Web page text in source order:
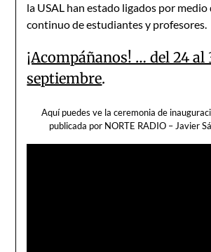
la USAL han estado ligados por
continuo de estudiantes y profesores.
¡Acompáñanos! … del 24 al
septiembre.
Aquí puedes ve la ceremonia de
publicada por NORTE RADIO – Javier